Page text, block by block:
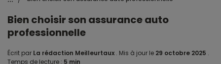
Bien choisir son assurance auto
professionnelle
Écrit par La rédaction Meilleurtaux . Mis à jour le 29 octobre 2025 .
Temps de lecture : 5 min